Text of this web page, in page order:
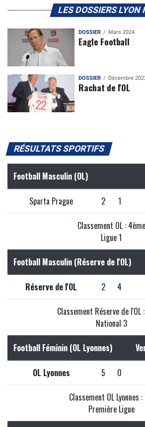
LES DOSSIERS LYON
DOSSIER Mars 2024
Eagle Football
DOSSIER Décembre
Rachat de l'OL
RÉSULTATS SPORTIFS
Football Masculin (OL)
Sparta Prague 2 1
Classement OL : 4ème
Ligue 1
Football Masculin (Réserve de l'OL)
Réserve de l'OL 2 4
Classement Réserve de l'OL
National 3
Football Féminin (OL Lyonnes)
OL Lyonnes 5 0
Classement OL Lyonnes :
Première Ligue